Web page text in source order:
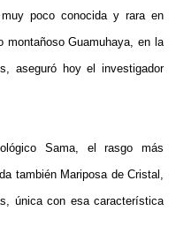
muy poco conocida y rara en
montañoso Guamuhaya, en la
aseguró hoy el investigador
Sama, el rasgo más
también Mariposa de Cristal,
única con esa característica